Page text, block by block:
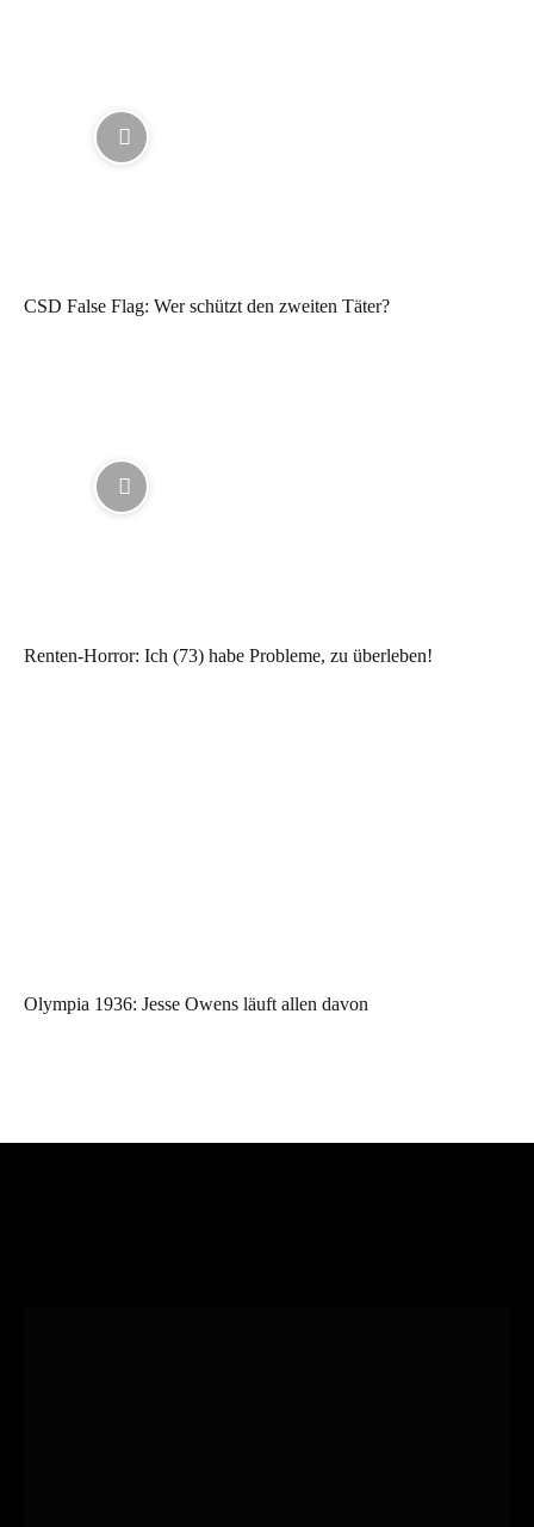
CSD False Flag: Wer schützt den zweiten Täter?
Renten-Horror: Ich (73) habe Probleme, zu überleben!
Olympia 1936: Jesse Owens läuft allen davon